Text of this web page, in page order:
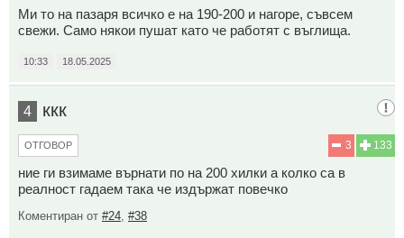
Ми то на пазаря всичко е на 190-200 и нагоре, съвсем
свежи. Само някои пушат като че работят с въглища.
10:33 18.05.2025
4 ккк
133
3
ОТГОВОР
ние ги взимаме върнати по на 200 хилки а колко са в
реалност гадаем така че издържат повечко
Коментиран от #24 #38